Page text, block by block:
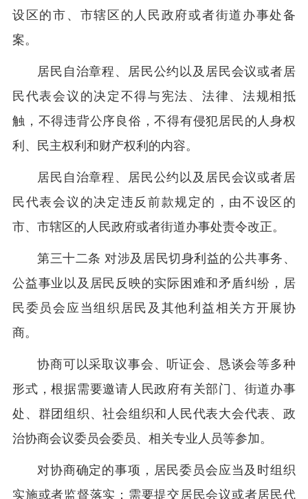
设区的市、市辖区的人民政府或者街道办事处备
案。
居民自治章程、居民公约以及居民会议或者居
民代表会议的决定不得与宪法、法律、法规相抵
触，不得违背公序良俗，不得有侵犯居民的人身权
利、民主权利和财产权利的内容。
居民自治章程、居民公约以及居民会议或者居
民代表会议的决定违反前款规定的，由不设区的
市、市辖区的人民政府或者街道办事处责令改正。
第三十二条 对涉及居民切身利益的公共事务、
公益事业以及居民反映的实际困难和矛盾纠纷，居
民委员会应当组织居民及其他利益相关方开展协
商。
协商可以采取议事会、听证会、恳谈会等多种
形式，根据需要邀请人民政府有关部门、街道办事
处、群团组织、社会组织和人民代表大会代表、政
治协商会议委员会委员、相关专业人员等参加。
对协商确定的事项，居民委员会应当及时组织
实施或者监督落实；需要提交居民会议或者居民代